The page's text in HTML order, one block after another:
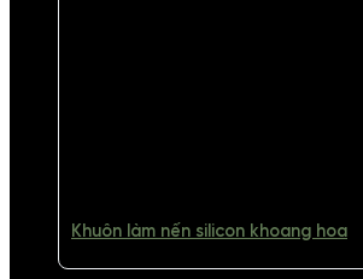
Khuôn làm nến silicon khoang hoa